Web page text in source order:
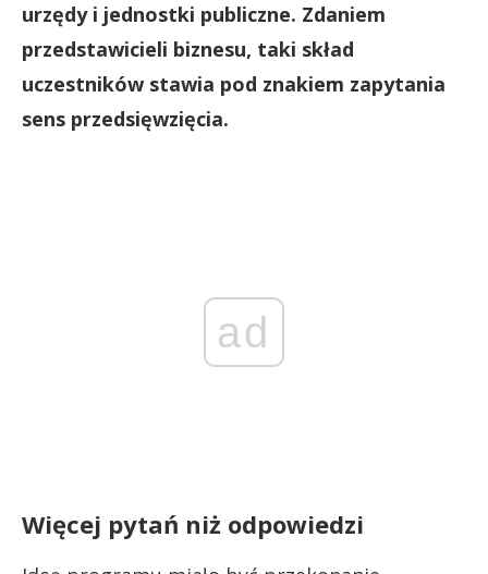
urzędy i jednostki publiczne. Zdaniem
przedstawicieli biznesu, taki skład
uczestników stawia pod znakiem zapytania
sens przedsięwzięcia.
ad
Więcej pytań niż odpowiedzi